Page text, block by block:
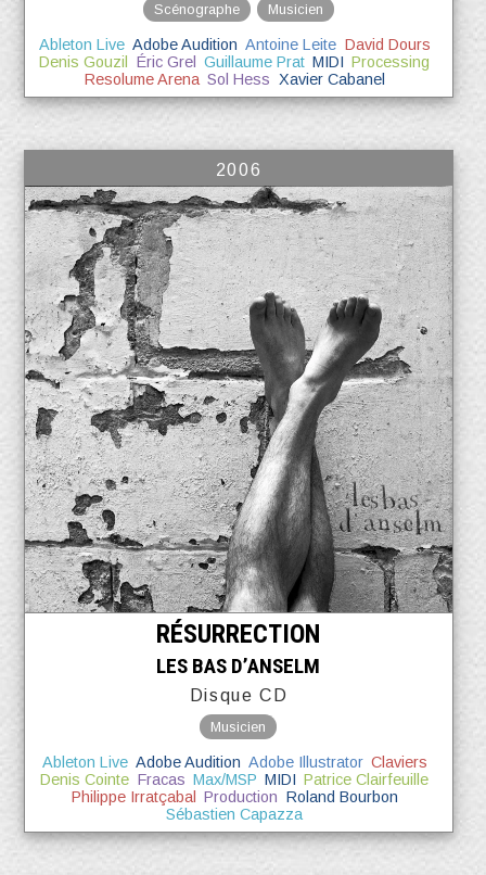
Scénographe Musicien
Ableton Live Adobe Audition Antoine Leite David Dours
Denis Gouzil
Éric Grel Guillaume Prat MIDI Processing
Resolume Arena Sol Hess Xavier Cabanel
2006
RÉSURRECTION
LES BAS D’ANSELM
Disque CD
Musicien
Ableton Live Adobe Audition Adobe Illustrator Claviers
Denis Cointe Fracas Max/MSP MIDI Patrice Clairfeuille
Philippe Irratçabal
Production Roland Bourbon
Sébastien Capazza